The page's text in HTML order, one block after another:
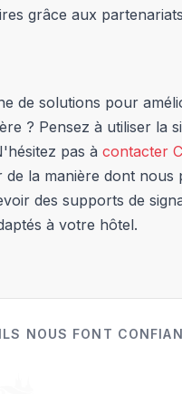
grâce aux
de solutions pour
? Pensez à utiliser la
pas à contacter
de la manière dont nous
des supports de
à votre hôtel.
ILS NOUS FONT